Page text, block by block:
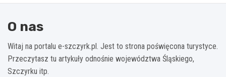
O nas
Witaj na portalu e-szczyrk.pl. Jest to strona poświęcona turystyce.
Przeczytasz tu artykuły odnośnie województwa Śląskiego,
Szczyrku itp.